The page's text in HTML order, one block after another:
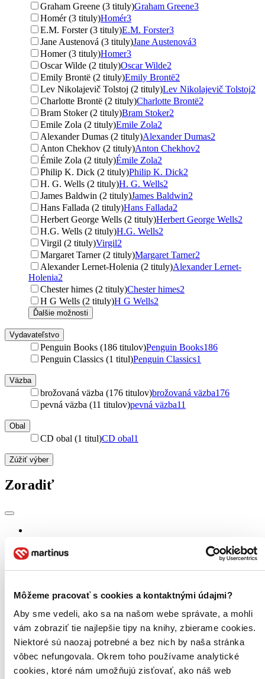
Môžeme pracovať s cookies a kontaktnými údajmi?
Aby sme vedeli, ako sa na našom webe správate, a mohli
vám zobraziť tie najlepšie tipy na knihy, zbierame cookies.
Niektoré sú naozaj potrebné a bez nich by naša stránka
vôbec nefungovala. Okrem toho používame analytické
cookies, ktoré nám umožňujú zisťovať, ako náš web
Graham Greene (3 tituly)Graham Greene3
Homér (3 tituly)Homér3
E.M. Forster (3 tituly)E.M. Forster3
Jane Austenová (3 tituly)Jane Austenová3
Homer (3 tituly)Homer3
Oscar Wilde (2 tituly)Oscar Wilde2
Emily Brontë (2 tituly)Emily Brontë2
Lev Nikolajevič Tolstoj (2 tituly)Lev Nikolajevič Tolstoj2
Charlotte Brontë (2 tituly)Charlotte Brontë2
Bram Stoker (2 tituly)Bram Stoker2
Emile Zola (2 tituly)Emile Zola2
Alexander Dumas (2 tituly)Alexander Dumas2
Anton Chekhov (2 tituly)Anton Chekhov2
Émile Zola (2 tituly)Émile Zola2
Philip K. Dick (2 tituly)Philip K. Dick2
H. G. Wells (2 tituly)H. G. Wells2
James Baldwin (2 tituly)James Baldwin2
Hans Fallada (2 tituly)Hans Fallada2
Herbert George Wells (2 tituly)Herbert George Wells2
H.G. Wells (2 tituly)H.G. Wells2
Virgil (2 tituly)Virgil2
Margaret Tarner (2 tituly)Margaret Tarner2
Alexander Lernet-Holenia (2 tituly)Alexander Lernet-
Holenia2
Chester himes (2 tituly)Chester himes2
H G Wells (2 tituly)H G Wells2
Ďalšie možnosti
Vydavateľstvo
Penguin Books (186 titulov)Penguin Books186
Penguin Classics (1 titul)Penguin Classics1
Väzba
brožovaná väzba (176 titulov)brožovaná väzba176
pevná väzba (11 titulov)pevná väzba11
Obal
CD obal (1 titul)CD obal1
Zúžiť výber
Zoradiť
Top hodnotené
Najdrahšie
Najvyššia zľava